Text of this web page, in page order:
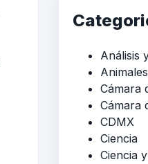
Análisis
Animales
Cámara
Cámara
CDMX
Ciencia
Ciencia